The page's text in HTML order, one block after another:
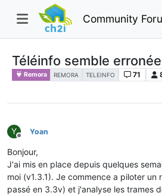
Community
Téléinfo semble erronée
Remora REMORA TELEINFO 71
Y
Offline
Yoan
Bonjour,
J'ai mis en place depuis quelques
moi (v1.3.1). Je commence a piloter un
passé en 3.3v) et j'analyse les trames